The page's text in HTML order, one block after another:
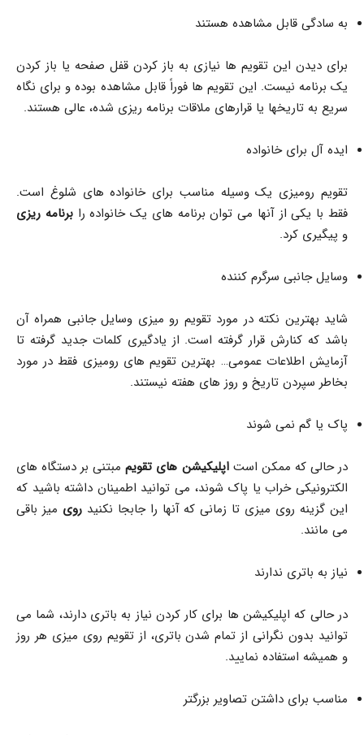
به سادگی قابل مشاهده هستند
برای دیدن این تقویم ها نیازی به باز کردن قفل صفحه یا باز کردن
یک برنامه نیست. این تقویم ها فوراً قابل مشاهده بوده و برای نگاه
سریع به تاریخها یا قرارهای ملاقات برنامه ریزی شده، عالی هستند.
ایده آل برای خانواده
تقویم رومیزی یک وسیله مناسب برای خانواده های شلوغ است.
فقط با یکی از آنها می توان برنامه های یک خانواده رابرنامه ریزی
و پیگیری کرد.
وسایل جانبی سرگرم کننده
شاید بهترین نکته در مورد تقویم رو میزی وسایل جانبی همراه آن
باشد که کنارش قرار گرفته است. از یادگیری کلمات جدید گرفته تا
آزمایش اطلاعات عمومی… بهترین تقویم های رومیزی فقط در مورد
بخاطر سپردن تاریخ و روز های هفته نیستند.
پاک یا گم نمی شوند
در حالی که ممکن استاپلیکیشن های تقویممبتنی بر دستگاه های
الکترونیکی خراب یا پاک شوند، می توانید اطمینان داشته باشید که
این گزینه روی میزی تا زمانی که آنها را جابجا نکنیدروی میز باقی
می مانند.
نیاز به باتری ندارند
در حالی که اپلیکیشن ها برای کار کردن نیاز به باتری دارند، شما می
توانید بدون نگرانی از تمام شدن باتری، از تقویم روی میزی هر روز
و همیشه استفاده نمایید.
مناسب برای داشتن تصاویر بزرگتر